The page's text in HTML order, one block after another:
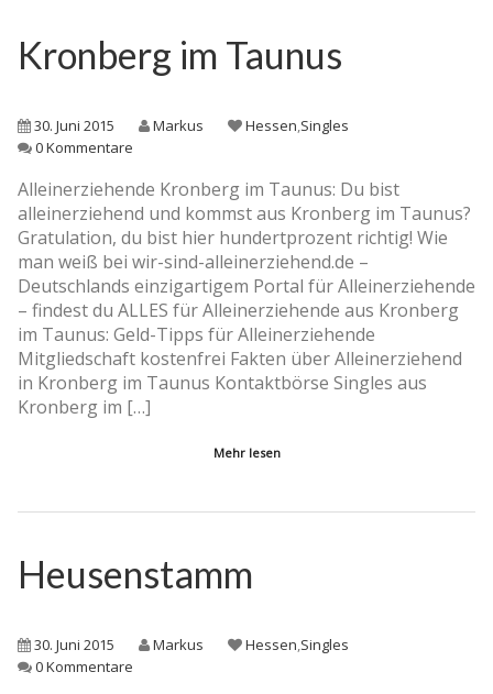
Kronberg im Taunus
30. Juni 2015 Markus Hessen,Singles
0 Kommentare
Alleinerziehende Kronberg im Taunus: Du bist
alleinerziehend und kommst aus Kronberg im Taunus?
Gratulation, du bist hier hundertprozent richtig! Wie
man weiß bei wir-sind-alleinerziehend.de –
Deutschlands einzigartigem Portal für Alleinerziehende
– findest du ALLES für Alleinerziehende aus Kronberg
im Taunus: Geld-Tipps für Alleinerziehende
Mitgliedschaft kostenfrei Fakten über Alleinerziehend
in Kronberg im Taunus Kontaktbörse Singles aus
Kronberg im […]
Mehr lesen
Heusenstamm
30. Juni 2015 Markus Hessen,Singles
0 Kommentare